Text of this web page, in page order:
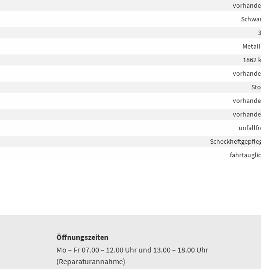
1862
Öffnungszeiten
Mo – Fr 07.00 – 12.00 Uhr und 13.00 – 18.00 Uhr
(Reparaturannahme)